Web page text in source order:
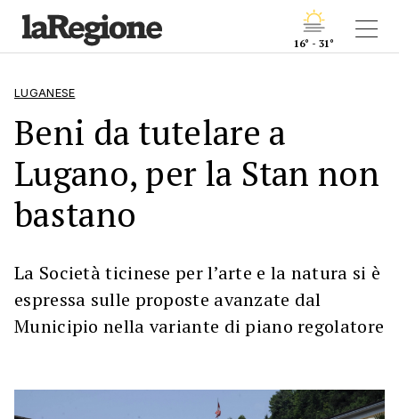
16° - 31°
LUGANESE
Beni da tutelare a
Lugano, per la Stan non
bastano
La Società ticinese per l’arte e la natura si è
espressa sulle proposte avanzate dal
Municipio nella variante di piano regolatore